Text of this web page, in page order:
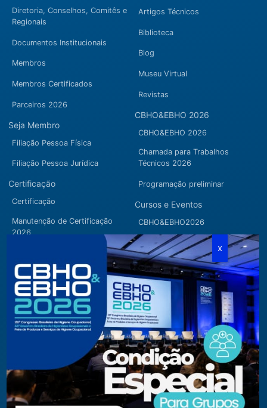
Diretoria, Conselhos, Comitês e
Regionais
Documentos Institucionais
Membros
Membros Certificados
Parceiros 2026
Seja Membro
Filiação Pessoa Física
Filiação Pessoa Jurídica
Certificação
Certificação
Manutenção de Certificação
2026
Artigos Técnicos
Biblioteca
Blog
Museu Virtual
Revistas
CBHO&EBHO 2026
CBHO&EBHO 2026
Chamada para Trabalhos
Técnicos 2026
Programação preliminar
Cursos e Eventos
CBHO&EBHO2026
Cursos Modulares
Eventos Apoiados
Eventos Regionais
Loja
Fone/Fax: